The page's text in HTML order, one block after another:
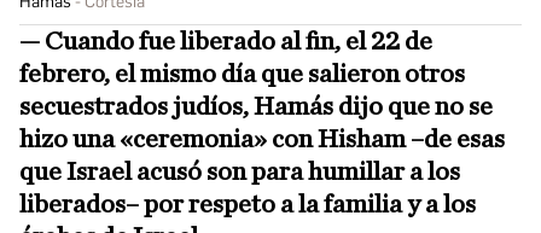
— Cuando fue liberado al fin, el 22 de
febrero, el mismo día que salieron otros
secuestrados judíos, Hamás dijo que no se
hizo una «ceremonia» con Hisham –de esas
que Israel acusó son para humillar a los
liberados– por respeto a la familia y a los